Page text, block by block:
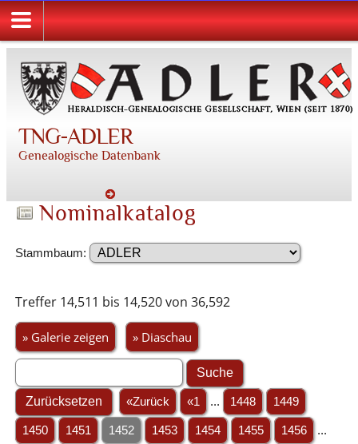
TNG-ADLER
Genealogische Datenbank
Nominalkatalog
Stammbaum:
Treffer 14,511 bis 14,520 von 36,592
» Galerie zeigen » Diaschau
«Zurück «1 ... 1448 1449
1450 1451 1452 1453 1454 1455 1456 ...